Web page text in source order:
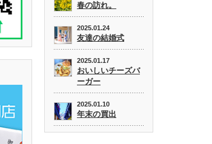
春の訪れ。
2025.01.24
友達の結婚式
2025.01.17
おいしいチーズバ
ーガー
2025.01.10
年末の買出